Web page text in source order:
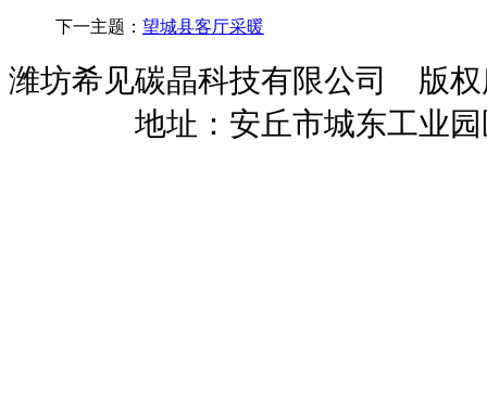
下一主题： 望城县客厅采暖
潍坊希见碳晶科技有限公司
地址：安丘市城东工业